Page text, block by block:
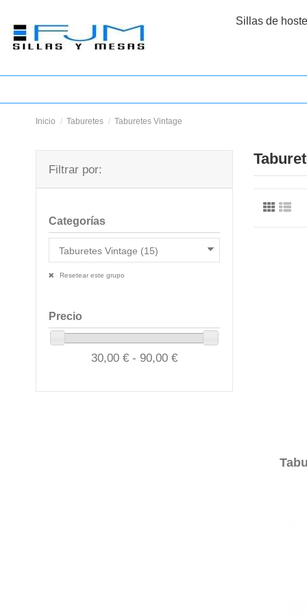
Sillas de
Inicio Taburetes Taburetes Vintage
Filtrar por:
Categorías
Resetear este grupo
Precio
30,00 € - 90,00 €